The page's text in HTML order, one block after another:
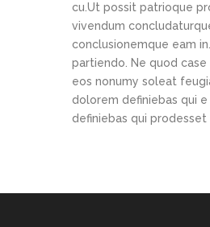
cu.Ut possit patrioque
vivendum
conclusionemque eam
partiendo. Ne quod case
eos nonumy soleat
dolorem definiebas qui
definiebas qui prodesset